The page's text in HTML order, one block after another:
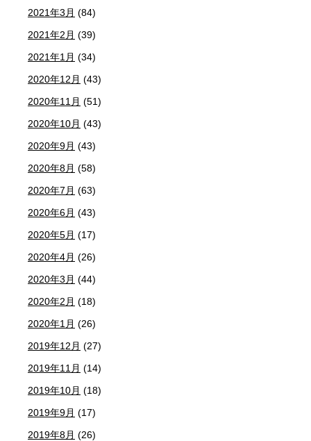
2021年3月 (84)
2021年2月 (39)
2021年1月 (34)
2020年12月 (43)
2020年11月 (51)
2020年10月 (43)
2020年9月 (43)
2020年8月 (58)
2020年7月 (63)
2020年6月 (43)
2020年5月 (17)
2020年4月 (26)
2020年3月 (44)
2020年2月 (18)
2020年1月 (26)
2019年12月 (27)
2019年11月 (14)
2019年10月 (18)
2019年9月 (17)
2019年8月 (26)